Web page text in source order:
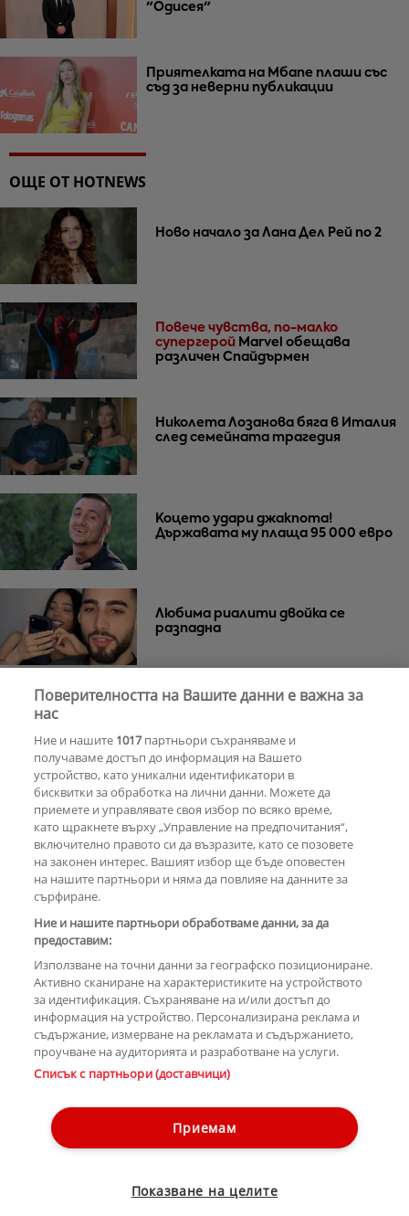
"Одисея"
Приятелката на Мбапе плаши със
съд за неверни публикации
ОЩЕ ОТ HOTNEWS
Ново начало за Лана Дел Рей по 2
Повече чувства, по-малко
супергерой Marvel обещава
различен Спайдърмен
Николета Лозанова бяга в Италия
след семейната трагедия
Коцето удари джакпота!
Държавата му плаща 95 000 евро
Любима риалити двойка се
разпадна
за раздялата с Дара?
РЕКЛАМА
КОМЕНТАРИ
Copyright © 2007-2026 Hotnews.bg. Всички права запазени.
Контакти Общи условия
Етични правила на НСС
Лични данни
Управление на предпочитания
Поверителността на Вашите данни е важна за
нас
Ние и нашите 1017партньори съхраняваме и
получаваме достъп до информация на Вашето
устройство, като уникални идентификатори в
бисквитки за обработка на лични данни. Можете да
приемете и управлявате своя избор по всяко време,
като щракнете върху „Управление на предпочитания“,
включително правото си да възразите, като се позовете
на законен интерес. Вашият избор ще бъде оповестен
на нашите партньори и няма да повлияе на данните за
сърфиране.
Ние и нашите партньори обработваме данни, за да
предоставим:
Използване на точни данни за географско позициониране.
Активно сканиране на характеристиките на устройството
за идентификация. Съхраняване на и/или достъп до
информация на устройство. Персонализирана реклама и
съдържание, измерване на рекламата и съдържанието,
проучване на аудиторията и разработване на услуги.
Списък с партньори (доставчици)
Приемам
Показване на целите